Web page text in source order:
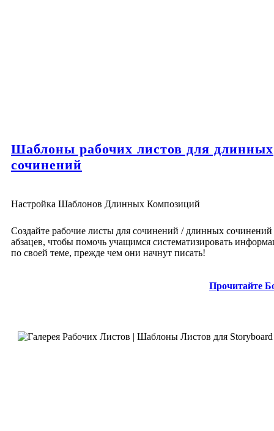
Шаблоны рабочих листов для длинных
сочинений
Настройка Шаблонов Длинных Композиций
Создайте рабочие листы для сочинений / длинных сочинений
абзацев, чтобы помочь учащимся систематизировать
по своей теме, прежде чем они начнут писать!
Прочитайте